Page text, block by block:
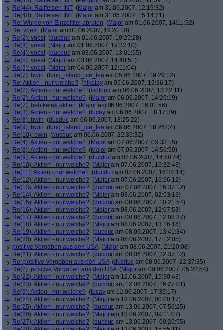
Re(44): Raiffeisen INT (Major am 31.05.2007, 12:19:32)
Re(40): Raiffeisen INT (Major am 31.05.2007, 15:14:21)
Re: Würde von Einzeltitel abraten (Major am 01.06.2007, 14:11:32)
Re: voest (Major am 01.06.2007, 19:20:10)
Re(2): voest (ducduc am 01.06.2007, 19:25:28)
Re(3): voest (Major am 01.06.2007, 19:32:10)
Re(4): voest (ducduc am 03.06.2007, 13:01:55)
Re(5): voest (Major am 03.06.2007, 14:40:51)
Re(3): voest (Major am 04.06.2007, 12:11:04)
Re(7): bwin ( long_island_ice_tea am 05.06.2007, 19:29:12)
Re: Aktien - nur welche? (nikolay am 05.06.2007, 19:36:17)
Re(2): Aktien - nur welche? (isotonic am 06.06.2007, 13:22:11)
Re(2): Aktien - nur welche? (Major am 06.06.2007, 14:26:19)
Re(7): hab keine aktien (Major am 06.06.2007, 16:01:56)
Re(3): Aktien - nur welche? (tucay am 06.06.2007, 18:17:39)
Re(8): bwin (ducduc am 06.06.2007, 18:25:22)
Re(9): bwin ( long_island_ice_tea am 06.06.2007, 18:26:04)
Re(10): bwin (ducduc am 06.06.2007, 22:33:32)
Re(4): Aktien - nur welche? (Major am 07.06.2007, 03:33:15)
Re(8): Aktien - nur welche? (Major am 07.06.2007, 14:56:50)
Re(9): Aktien - nur welche? (ducduc am 07.06.2007, 14:58:44)
Re(10): Aktien - nur welche? (Major am 07.06.2007, 16:32:43)
Re(11): Aktien - nur welche? (ducduc am 07.06.2007, 16:34:14)
Re(12): Aktien - nur welche? (Major am 07.06.2007, 16:36:12)
Re(13): Aktien - nur welche? (ducduc am 07.06.2007, 16:37:12)
Re(14): Aktien - nur welche? (Major am 08.06.2007, 02:03:13)
Re(15): Aktien - nur welche? (ducduc am 08.06.2007, 10:21:54)
Re(16): Aktien - nur welche? (Major am 08.06.2007, 12:07:53)
Re(17): Aktien - nur welche? (ducduc am 08.06.2007, 12:08:37)
Re(18): Aktien - nur welche? (Major am 08.06.2007, 13:16:16)
Re(19): Aktien - nur welche? (ducduc am 08.06.2007, 13:41:34)
Re(20): Aktien - nur welche? (Major am 08.06.2007, 17:12:05)
positive Vorgaben aus den USA(Major am 08.06.2007, 21:20:08)
Re(21): Aktien - nur welche? (ducduc am 08.06.2007, 22:37:12)
Re: positive Vorgaben aus den USA(ducduc am 08.06.2007, 22:37:35)
Re(2): positive Vorgaben aus den USA(Major am 09.06.2007, 05:22:54)
Re(22): Aktien - nur welche? (Major am 12.06.2007, 15:30:43)
Re(23): Aktien - nur welche? (ducduc am 12.06.2007, 16:27:01)
Re(5): Aktien - nur welche? (tucay am 12.06.2007, 17:35:17)
Re(24): Aktien - nur welche? (Major am 13.06.2007, 00:00:17)
Re(25): Aktien - nur welche? (ducduc am 13.06.2007, 07:56:25)
Re(26): Aktien - nur welche? (Major am 13.06.2007, 09:11:07)
Re(27): Aktien - nur welche? (ducduc am 13.06.2007, 09:20:55)